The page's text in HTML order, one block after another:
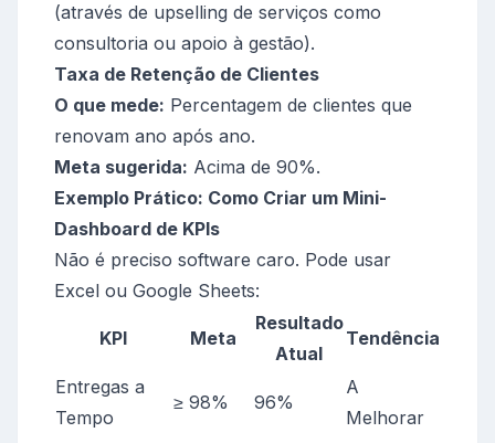
(através de upselling de serviços como
consultoria ou apoio à gestão).
Taxa de Retenção de Clientes
O que mede: Percentagem de clientes que
renovam ano após ano.
Meta sugerida: Acima de 90%.
Exemplo Prático: Como Criar um Mini-
Dashboard de KPIs
Não é preciso software caro. Pode usar
Excel ou Google Sheets:
KPI Meta
Resultado
Atual
Tendência
Entregas a
Tempo
≥ 98% 96%
A
Melhorar